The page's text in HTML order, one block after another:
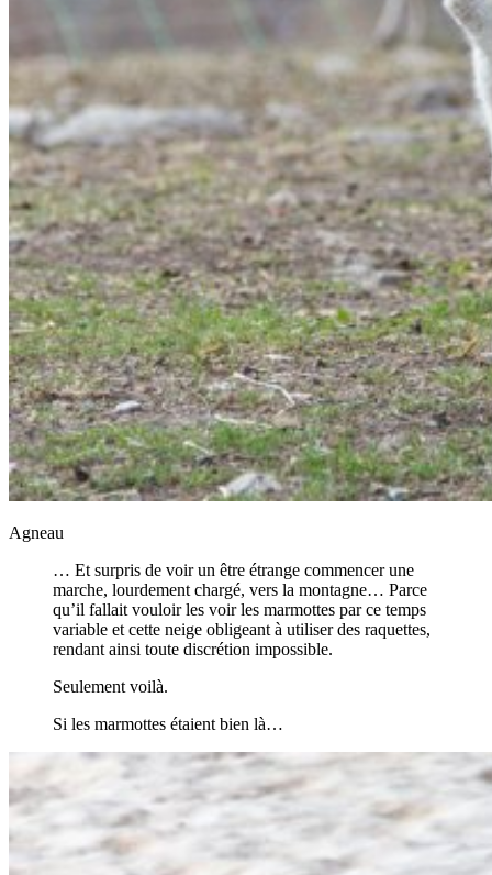
Agneau
… Et surpris de voir un être étrange commencer une
marche, lourdement chargé, vers la montagne… Parce
qu’il fallait vouloir les voir les marmottes par ce temps
variable et cette neige obligeant à utiliser des raquettes,
rendant ainsi toute discrétion impossible.
Seulement voilà.
Si les marmottes étaient bien là…